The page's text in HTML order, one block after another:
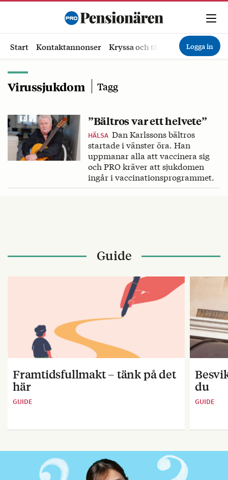
Start Kontaktannonser Kryssa och tävla Ekonomi
Logga in
Virussjukdom Tagg
”Bältros var ett helvete”
HÄLSA Dan Karlssons bältros
startade i vänster öra. Han
uppmanar alla att vaccinera sig
och PRO kräver att sjukdomen
ingår i vaccinationsprogrammet.
Guide
Framtidsfullmakt – tänk på det
här
GUIDE
du
GUIDE